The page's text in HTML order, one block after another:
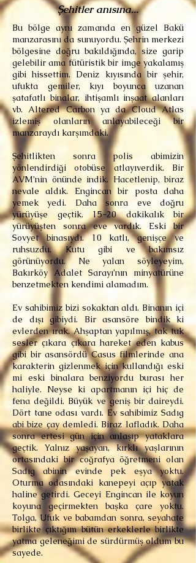
Şehitler anısına...
Bu bölge aynı zamanda en güzel Bakü
manzarasını da sunuyordu. Şehrin merkezi
bölgesine doğru bakıldığında, size garip
gelebilir ama fütüristik bir imge yakalamış
gibi hissettim. Deniz kıyısında bir şehir,
ufukta gemiler, kıyı boyunca uzanan
şatafatlı binalar, ihtişamlı inşaat alanları
vb. Altered Carbon ya da Cloud Atlas
izlemiş olanların anlayabileceği bir
manzaraydı karşımdaki.
Şehitlikten sonra polis abimizin
yönlendirdiği otobüse atlayıverdik. Bir
AVM’nin önünde indik. Hacetlenip, biraz
nevale aldık. Engincan bir posta daha
yemek yedi. Daha sonra eve doğru
yürüyüşe geçtik. 15-20 dakikalık bir
yürüyüşten sonra eve vardık. Eski bir
Sovyet binasıydı. 10 katlı, genişçe ve
ruhsuzdu. Kutu gibi ve bakımsız
görünüyordu. Ne yalan söyleyeyim,
Bakırköy Adalet Sarayı’nın minyatürüne
benzetmekten kendimi alamadım.
Ev sahibimiz bizi sokaktan aldı. Binanın içi
de dışı gibiydi. Bir asansöre bindik ki
evlerden ırak. Ahşaptan yapılmış, tak tuk
sesler çıkara çıkara hareket eden kabus
gibi bir asansördü Casus filmlerinde ana
karakterin gizlenmek için kullandığı eski
mi eski binalara benziyordu burası her
haliyle. Neyse ki apartmanın içi hiç de
fena değildi. Büyük ve geniş bir daireydi.
Dört tane odası vardı. Ev sahibimiz Sadıg
abi bize çay demledi. Biraz lafladık. Daha
sonra ertesi gün için anlaşıp yataklara
geçtik. Yalnız yaşayan, kırklı yaşlarının
ortasındaki bir coğrafya öğretmeni olan
Sadıg abinin evinde pek eşya yoktu.
Oturma odasındaki kanepeyi açıp yatak
haline getirdi. Geceyi Engincan ile koyun
koyuna geçirmekten başka çare yoktu.
Tolga, Ufuk ve babamdan sonra, seyahate
birlikte çıktığım bütün erkeklerle birlikte
yatma geleneğimi de sürdürmüş oldum bu
sayede.